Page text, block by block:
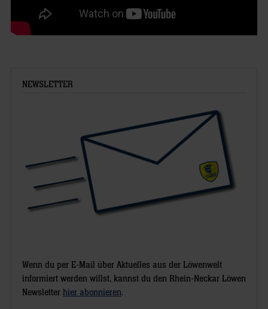
NEWSLETTER
Wenn du per E-Mail über Aktuelles aus der Löwenwelt
informiert werden willst, kannst du den Rhein-Neckar Löwen
Newsletter hier abonnieren.